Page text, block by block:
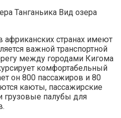
Вид озера
африканских странах имеют
важной транспортной
между городами Кигома
комфортабельный
он 800 пассажиров и 80
каюты, пассажирские
грузовые палубы для